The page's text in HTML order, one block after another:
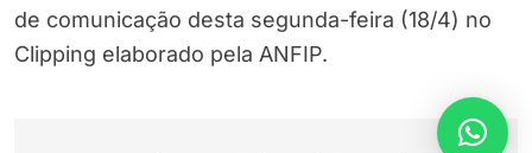
de comunicação desta segunda-feira (18/4) no
Clipping elaborado pela ANFIP.